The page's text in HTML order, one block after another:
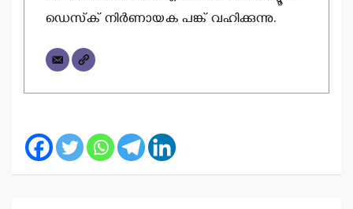
ഡെസ്‌ക് നിര്‍ണായക പങ്ക് വഹിക്കുന്നു.